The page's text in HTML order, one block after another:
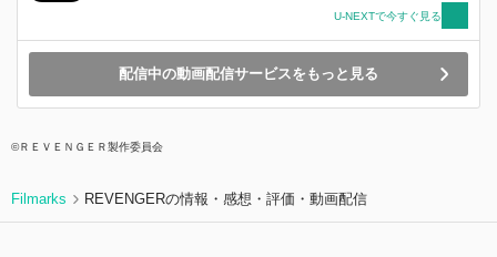
す中、鬼に命を狙われる白夜。三人の運命の歯車
が重なり、そして狂う時。人と鬼、長きに渡り時
代をも巻き込む大きな災いが降り注ぐ。 江戸か
ら平成へ。刀を振るう意味を問い続けながら百七
十年という途方もない時間を旅する鬼人の物語を
U-NEXTで今すぐ見る
配信中の動画配信サービスをもっと見る
©ＲＥＶＥＮＧＥＲ製作委員会
Filmarks REVENGERの情報・感想・評価・動画配信